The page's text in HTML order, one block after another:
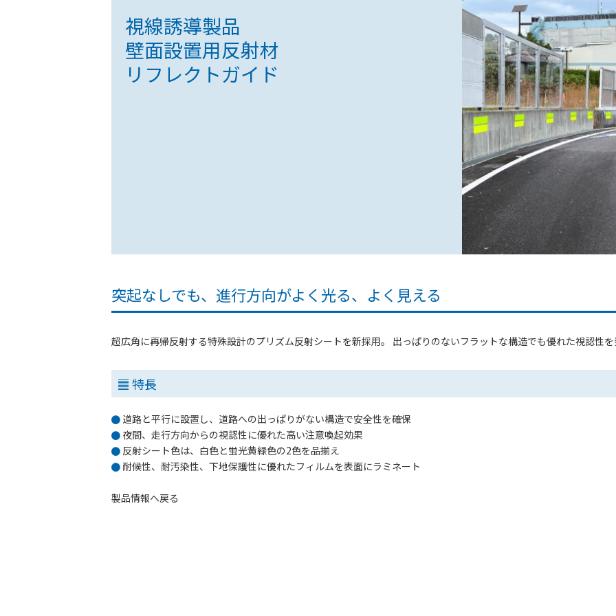
視線誘導製品
壁面設置用反射材
リフレクトガイド
突起なしでも、進行方向がよく光る、よく見える
超広角に再帰反射する特殊設計のプリズム反射シートを新採用。 出っぱりのないフラットな構造でも優れた視認性を
特長
道路と平行に設置し、道路への出っぱりがない構造で安全性を確保
夜間、走行方向からの視認性に優れた高い注意喚起効果
反射シート色は、白色と蛍光黄緑色の2色を品揃え
耐候性、耐汚染性、下地保護性に優れたフィルムを表面にラミネート
製品情報へ戻る